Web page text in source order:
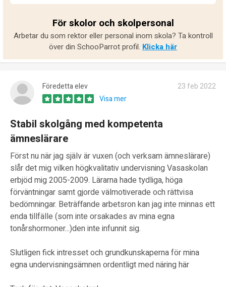
För skolor och skolpersonal
Arbetar du som rektor eller personal inom skola? Ta kontroll
över din SchooParrot profil. Klicka här
Föredetta elev
23 feb 2022
Visa mer
Stabil skolgång med kompetenta
ämneslärare
Först nu när jag själv är vuxen (och verksam ämneslärare)
slår det mig vilken högkvalitativ undervisning Vasaskolan
erbjöd mig 2005-2009. Lärarna hade tydliga, höga
förväntningar samt gjorde välmotiverade och rättvisa
bedömningar. Beträffande arbetsron kan jag inte minnas ett
enda tillfälle (som inte orsakades av mina egna
tonårshormoner...)den inte infunnit sig.
Slutligen fick intresset och grundkunskaperna för mina
egna undervisningsämnen ordentligt med näring här